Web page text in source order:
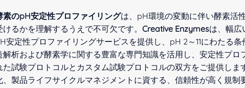
素のpH安定性プロファイリングは、pH環境の変動に伴い酵素活
けるかを理解するうえで不可欠です。Creative Enzymesは、幅広
安定性プロファイリングサービスを提供し、pH 2～11にわたる
解析および酵素学に関する豊富な専門知識を活用し、安定性プ
た試験プロトコルとカスタム試験プロトコルの双方をご提供し
、製品ライフサイクルマネジメントに資する、信頼性が高く規